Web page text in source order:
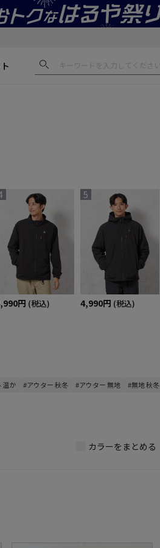
円 (税込)
5
4,990円 (税込)
温か #アウター 秋冬 #アウター 無地 #無地 秋冬
カラーをまとめる